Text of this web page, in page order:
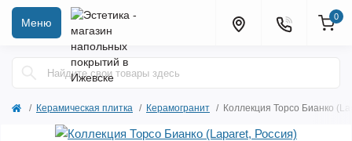
Меню 0
Керамическая плитка Керамогранит Коллекция Торсо Бианко